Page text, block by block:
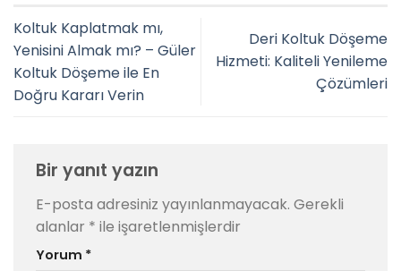
Koltuk Kaplatmak mı,
Yenisini Almak mı? – Güler
Koltuk Döşeme ile En
Doğru Kararı Verin
Deri Koltuk Döşeme
Hizmeti: Kaliteli Yenileme
Çözümleri
Bir yanıt yazın
E-posta adresiniz yayınlanmayacak. Gerekli
alanlar * ile işaretlenmişlerdir
Yorum *